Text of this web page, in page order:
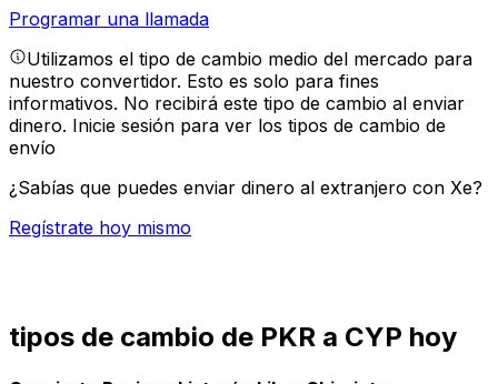
Programar una llamada
Utilizamos el tipo de cambio medio del mercado para
nuestro convertidor. Esto es solo para fines
informativos. No recibirá este tipo de cambio al enviar
dinero. Inicie sesión para ver los tipos de cambio de
envío
¿Sabías que puedes enviar dinero al extranjero con Xe?
Regístrate hoy mismo
tipos de cambio de PKR a CYP hoy